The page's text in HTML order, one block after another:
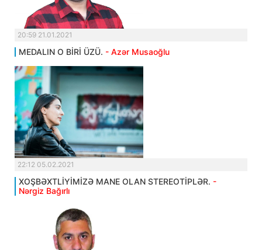
20:59 21.01.2021
MEDALIN O BİRİ ÜZÜ. - Azər Musaoğlu
22:12 05.02.2021
XOŞBƏXTLİYİMİZƏ MANE OLAN STEREOTİPLƏR. -
Nərgiz Bağırlı